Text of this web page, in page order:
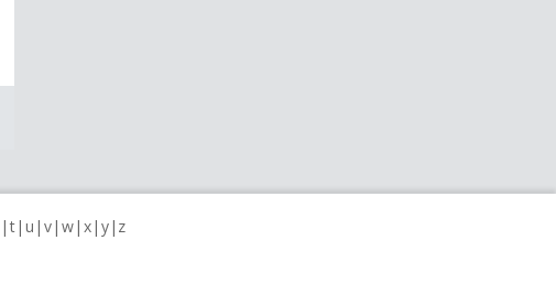
t u v w x y z